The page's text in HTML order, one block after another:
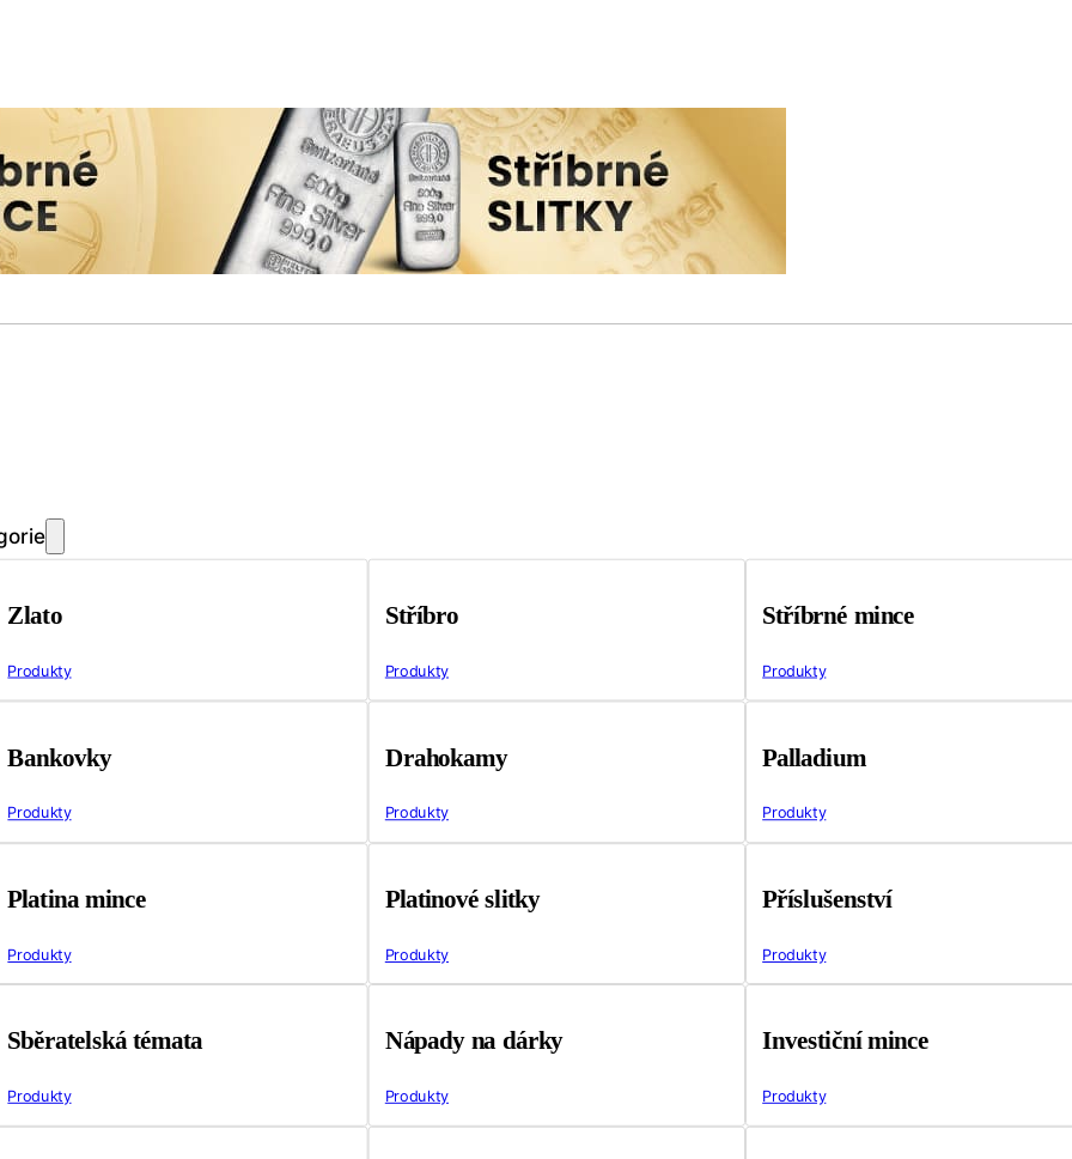
Zlato
Produkty
Stříbro
Produkty
Stříbrné mince
Produkty
Bankovky
Produkty
Drahokamy
Produkty
Palladium
Produkty
Platina mince
Produkty
Platinové slitky
Produkty
Příslušenství
Produkty
Sběratelská témata
Produkty
Nápady na dárky
Produkty
Investiční mince
Produkty